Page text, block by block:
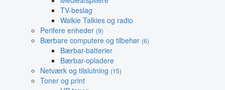
TV-beslag
Walkie Talkies og radio
Perifere enheder (9)
Bærbare computere og tilbehør (6)
Bærbar-batterier
Bærbar-opladere
Netværk og tilslutning (15)
Toner og print